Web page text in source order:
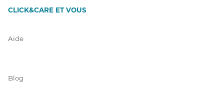
CLICK&CARE ET VOUS
Aide
Blog